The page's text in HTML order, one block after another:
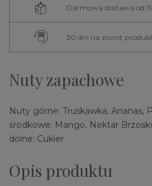
Darmowa dostawa od
30 dni na zwrot
Nuty zapachowe
Nuty górne: Truskawka, Ananas,
środkowe: Mango, Nektar
dolne: Cukier
Opis produktu